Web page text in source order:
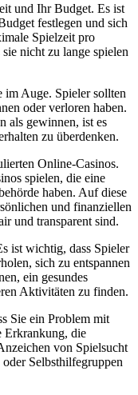
und Ihr Budget. Es ist
festlegen und sich
Spielzeit pro
nicht zu lange spielen
im Auge. Spieler sollten
oder verloren haben.
als gewinnen, ist es
zu überdenken.
Online-Casinos.
spielen, die eine
haben. Auf diese
und finanziellen
und transparent sind.
ist wichtig, dass Spieler
sich zu entspannen
ein gesundes
Aktivitäten zu finden.
Sie ein Problem mit
Erkrankung, die
von Spielsucht
Selbsthilfegruppen